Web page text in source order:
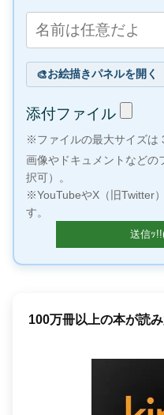
🎨お絵描きパネルを開く
添付ファイル
※ファイルの最大サイズは
画像やドキュメントなどの
択可）。
※YouTubeやX（旧Twitter
す。
100万冊以上の本が読み